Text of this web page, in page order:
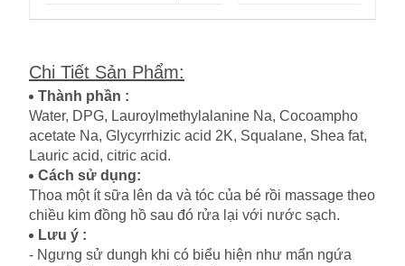
Chi Tiết Sản Phẩm:
Thành phần :
Water, DPG, Lauroylmethylalanine Na, Cocoampho
acetate Na, Glycyrrhizic acid 2K, Squalane, Shea fat,
Lauric acid, citric acid.
Cách sử dụng:
Thoa một ít sữa lên da và tóc của bé rồi massage theo
chiều kim đồng hồ sau đó rửa lại với nước sạch.
Lưu ý :
- Ngưng sử dungh khi có biểu hiện như mẩn ngứa